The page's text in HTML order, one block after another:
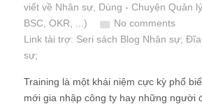
viết về Nhân sự Dùng - Chuyện Quản
BSC, OKR, ...)
No comments
Link tài trợ: Seri sách Blog Nhân sự;
sự;
Training là một khái niệm cực kỳ phổ
mới gia nhập công ty hay những người